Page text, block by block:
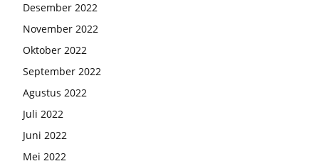
Desember 2022
November 2022
Oktober 2022
September 2022
Agustus 2022
Juli 2022
Juni 2022
Mei 2022